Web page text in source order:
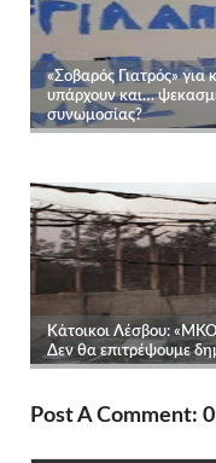
Post A Comment: 0